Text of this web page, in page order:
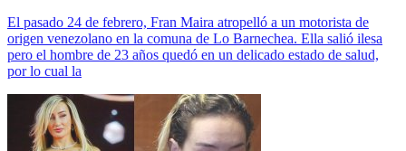
El pasado 24 de febrero, Fran Maira atropelló a un motorista de
origen venezolano en la comuna de Lo Barnechea. Ella salió ilesa
pero el hombre de 23 años quedó en un delicado estado de salud,
por lo cual la